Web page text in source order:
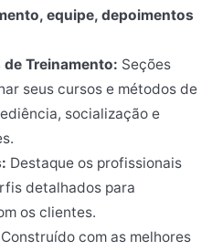
equipe, depoimentos
Treinamento: Seções
seus cursos e métodos de
socialização e
Destaque os profissionais
detalhados para
os clientes.
Construído com as melhores